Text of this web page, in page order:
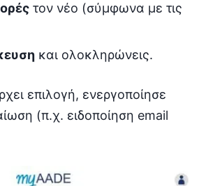
τον νέο (σύμφωνα με τις
και ολοκληρώνεις.
επιλογή, ενεργοποίησε
(π.χ. ειδοποίηση email